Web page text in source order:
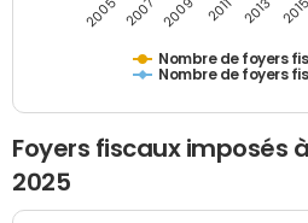
Nombre de foyers
Nombre de foyers
2005 2007 2009 2011 2013 2015
Foyers fiscaux imposés
2025